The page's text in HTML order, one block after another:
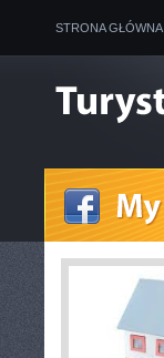
STRONA GŁÓWNA